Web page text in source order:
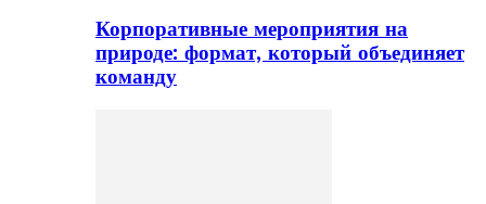
Корпоративные мероприятия на
природе: формат, который объединяет
команду